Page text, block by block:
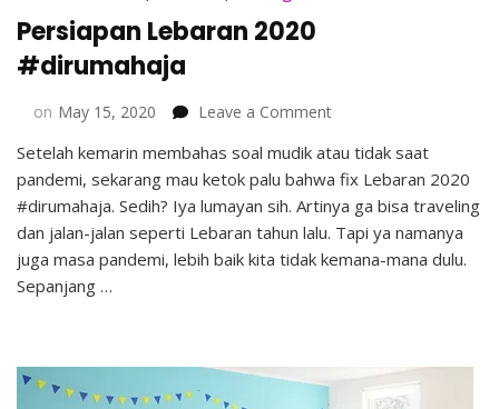
Persiapan Lebaran 2020
#dirumahaja
on May 15, 2020 Leave a Commenton
Lebaran
2020
#dirumahaja
Setelah kemarin membahas soal mudik atau tidak saat
pandemi, sekarang mau ketok palu bahwa fix Lebaran 2020
#dirumahaja. Sedih? Iya lumayan sih. Artinya ga bisa traveling
dan jalan-jalan seperti Lebaran tahun lalu. Tapi ya namanya
juga masa pandemi, lebih baik kita tidak kemana-mana dulu.
Sepanjang …